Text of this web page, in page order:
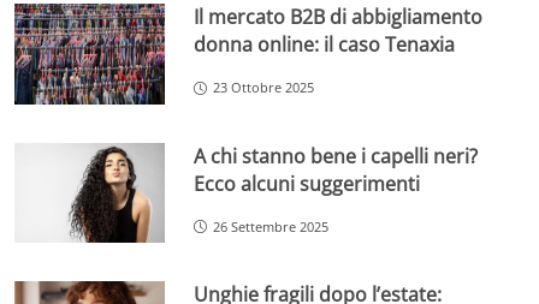
Il mercato B2B di abbigliamento
donna online: il caso Tenaxia
23 Ottobre 2025
A chi stanno bene i capelli neri?
Ecco alcuni suggerimenti
26 Settembre 2025
Unghie fragili dopo l’estate: